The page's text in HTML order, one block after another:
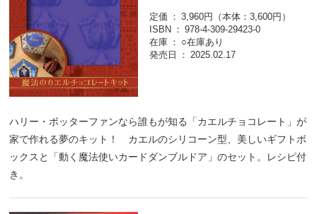
定価
3,960円（本体：3,600円）
ISBN
978-4-309-29423-0
在庫
○在庫あり
発売日
2025.02.17
ハリー・ポッターファンなら誰もが知る「カエルチョコレート」が
家で作れる夢のキット！ カエルのシリコーン型、美しいギフトボ
ックスと「動く魔法使いカードダンブルドア」のセット。レシピ付
き。